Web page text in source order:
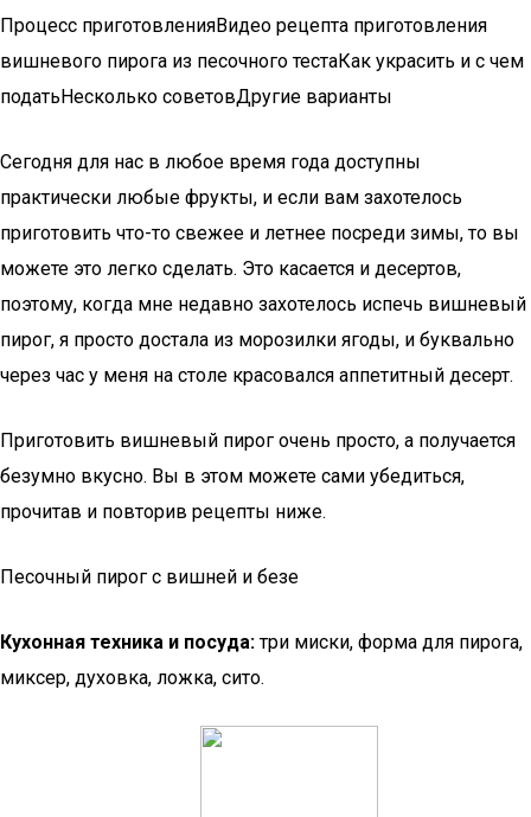
Процесс приготовленияВидео рецепта приготовления
вишневого пирога из песочного тестаКак украсить и с чем
податьНесколько советовДругие варианты
Сегодня для нас в любое время года доступны
практически любые фрукты, и если вам захотелось
приготовить что-то свежее и летнее посреди зимы, то вы
можете это легко сделать. Это касается и десертов,
поэтому, когда мне недавно захотелось испечь вишневый
пирог, я просто достала из морозилки ягоды, и буквально
через час у меня на столе красовался аппетитный десерт.
Приготовить вишневый пирог очень просто, а получается
безумно вкусно. Вы в этом можете сами убедиться,
прочитав и повторив рецепты ниже.
Песочный пирог с вишней и безе
Кухонная техника и посуда:три миски, форма для пирога,
миксер, духовка, ложка, сито.